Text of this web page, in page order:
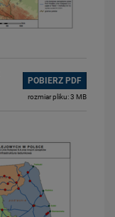
POBIERZ PDF
rozmiar pliku: 3 MB